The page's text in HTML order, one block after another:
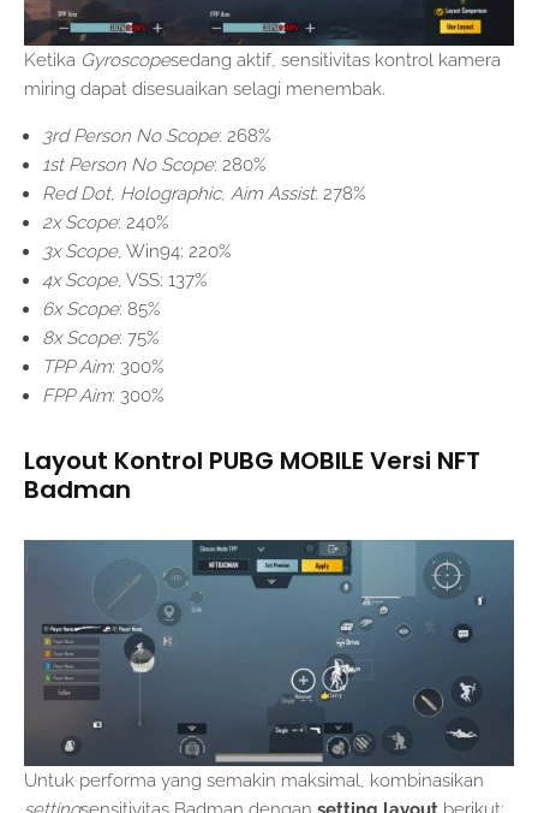
Ketika Gyroscopesedang aktif, sensitivitas kontrol kamera
miring dapat disesuaikan selagi menembak.
3rd Person No Scope: 268%
1st Person No Scope: 280%
Red Dot, Holographic, Aim Assist: 278%
2x Scope: 240%
3x Scope, Win94: 220%
4x Scope, VSS: 137%
6x Scope: 85%
8x Scope: 75%
TPP Aim: 300%
FPP Aim: 300%
Layout Kontrol PUBG MOBILE Versi NFT
Badman
Untuk performa yang semakin maksimal, kombinasikan